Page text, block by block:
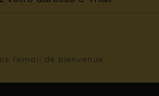
l'email de bienvenue